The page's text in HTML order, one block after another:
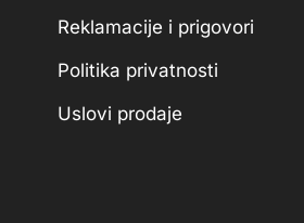
Reklamacije i prigovori
Politika privatnosti
Uslovi prodaje